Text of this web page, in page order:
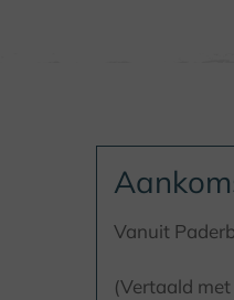
Vanuit
(Vertaald